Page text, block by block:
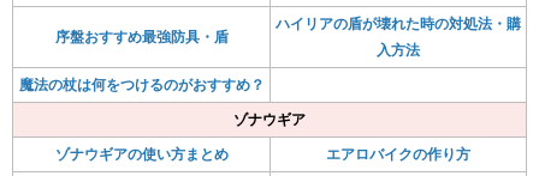
序盤おすすめ最強防具・盾
ハイリアの盾が壊れた時の対処法・購
入方法
魔法の杖は何をつけるのがおすすめ？
ゾナウギア
ゾナウギアの使い方まとめ
エアロバイクの作り方